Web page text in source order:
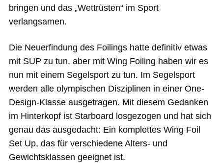
bringen und das „Wettrüsten“ im Sport
verlangsamen.
Die Neuerfindung des Foilings hatte definitiv etwas
mit SUP zu tun, aber mit Wing Foiling haben wir es
nun mit einem Segelsport zu tun. Im Segelsport
werden alle olympischen Disziplinen in einer One-
Design-Klasse ausgetragen. Mit diesem Gedanken
im Hinterkopf ist Starboard losgezogen und hat sich
genau das ausgedacht: Ein komplettes Wing Foil
Set Up, das für verschiedene Alters- und
Gewichtsklassen geeignet ist.